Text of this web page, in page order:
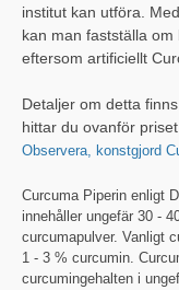
institut kan utföra.
kan man fastställa
eftersom artificiellt
Detaljer om detta
hittar du ovanför
Observera, konstgjord
Curcuma Piperin enligt
innehåller ungefär 30 -
curcumapulver. Vanligt
1 - 3 % curcumin.
curcumingehalten i